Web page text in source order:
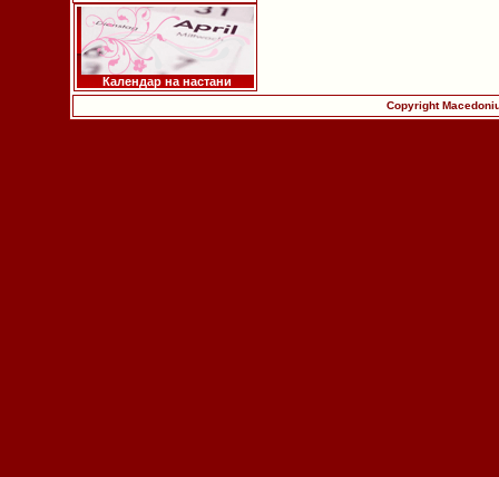
Календар на настани
Copyright